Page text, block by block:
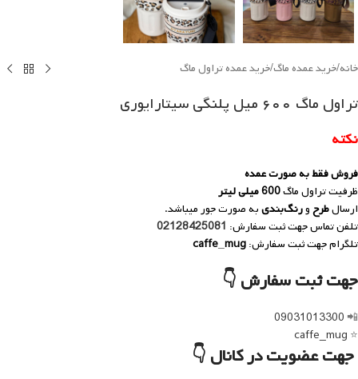
خانه/خرید عمده ماگ/خرید عمده تراول ماگ
تراول ماگ ۶۰۰ میل پلنگی سیتارایوری
نکته
فروش فقط به صورت عمده
ظرفیت تراول ماگ600 میلی لیتر
ارسالطرحورنگ‌بندیبه صورت جور میباشد.
تلفن تماس جهت ثبت سفارش: 02128425081
تلگرام جهت ثبت سفارش:caffe_mug
جهت ثبت سفارش 👇
📲
09031013300
⭐️
caffe_mug
جهت عضویت در کانال 👇